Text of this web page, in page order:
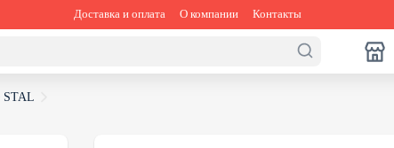
Доставка и оплата О компании Контакты
STAL